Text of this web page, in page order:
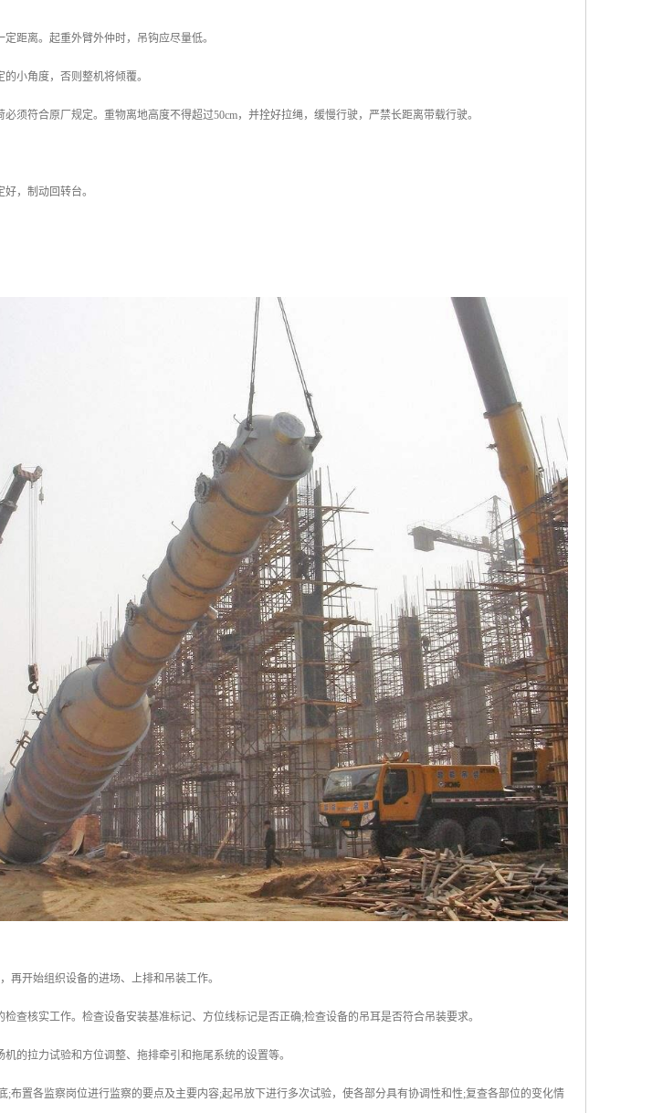
距离。起重外臂外仲时，吊钩应尽量低。
的小角度，否则整机将倾覆。
须符合原厂规定。重物离地高度不得超过50cm，并拴好拉绳，缓慢行驶，严禁长距离带载行驶。
，制动回转台。
再开始组织设备的进场、上排和吊装工作。
查核实工作。检查设备安装基准标记、方位线标记是否正确;检查设备的吊耳是否符合吊装要求。
的拉力试验和方位调整、拖排牵引和拖尾系统的设置等。
;布置各监察岗位进行监察的要点及主要内容;起吊放下进行多次试验，使各部分具有协调性和性;复查各部位的变化情